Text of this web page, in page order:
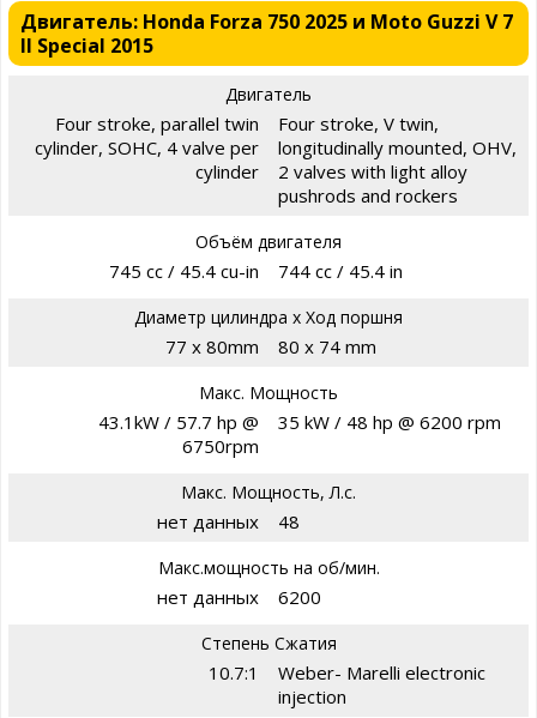
Двигатель: Honda Forza 750 2025 и Moto Guzzi V 7
II Special 2015
Двигатель
Four stroke, parallel twin
cylinder, SOHC, 4 valve per
cylinder
Four stroke, V twin,
longitudinally mounted, OHV,
2 valves with light alloy
pushrods and rockers
Объём двигателя
745 cc / 45.4 cu-in 744 cc / 45.4 in
Диаметр цилиндра х Ход поршня
77 x 80mm 80 x 74 mm
Макс. Мощность
43.1kW / 57.7 hp @
6750rpm
35 kW / 48 hp @ 6200 rpm
Макс. Мощность, Л.с.
нет данных 48
Макс.мощность на об/мин.
нет данных 6200
Степень Сжатия
10.7:1
Weber- Marelli electronic
injection